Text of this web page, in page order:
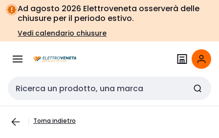
Vai alla
navigazione
Vai
alla
pagina
Ad agosto 2026 Elettroveneta osserverà delle
chiusure per il periodo estivo.
Vedi calendario chiusure
Cerca input
Torna indietro